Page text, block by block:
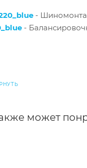
-
-
может